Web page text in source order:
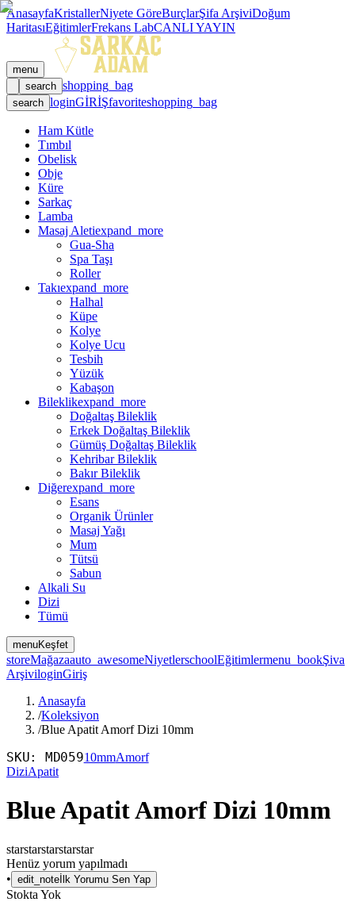
AnasayfaKristallerNiyete GöreBurçlarŞifa ArşiviDoğum
HaritasıEğitimlerFrekans LabCANLI YAYIN
menu
search shopping_bag
search loginGİRİŞfavoriteshopping_bag
Ham Kütle
Tımbıl
Obelisk
Obje
Küre
Sarkaç
Lamba
Masaj Aletiexpand_more
Gua-Sha
Spa Taşı
Roller
Takıexpand_more
Halhal
Küpe
Kolye
Kolye Ucu
Tesbih
Yüzük
Kabaşon
Bileklikexpand_more
Doğaltaş Bileklik
Erkek Doğaltaş Bileklik
Gümüş Doğaltaş Bileklik
Kehribar Bileklik
Bakır Bileklik
Diğerexpand_more
Esans
Organik Ürünler
Masaj Yağı
Mum
Tütsü
Sabun
Alkali Su
Dizi
Tümü
menuKeşfet
storeMağazaauto_awesomeNiyetlerschoolEğitimlermenu_bookŞiva
ArşiviloginGiriş
Anasayfa
/Koleksiyon
/Blue Apatit Amorf Dizi 10mm
SKU: MD05910mmAmorf
DiziApatit
Blue Apatit Amorf Dizi 10mm
starstarstarstarstar
Henüz yorum yapılmadı
• edit_note İlk Yorumu Sen Yap
Stokta Yok